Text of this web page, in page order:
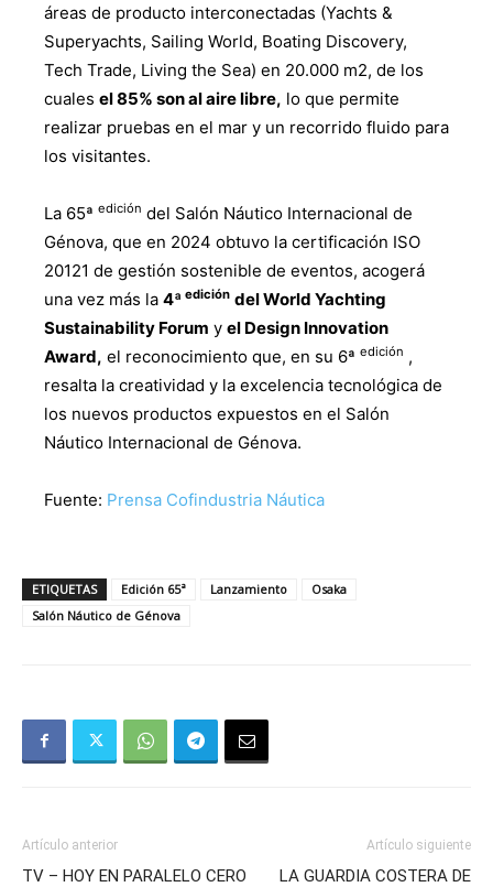
áreas de producto interconectadas (Yachts &
Superyachts, Sailing World, Boating Discovery,
Tech Trade, Living the Sea) en 20.000 m2, de los
cuales el 85% son al aire libre, lo que permite
realizar pruebas en el mar y un recorrido fluido para
los visitantes.
La 65ª edición del Salón Náutico Internacional de
Génova, que en 2024 obtuvo la certificación ISO
20121 de gestión sostenible de eventos, acogerá
una vez más la 4ª edición del World Yachting
Sustainability Forum y el Design Innovation
Award, el reconocimiento que, en su 6ª edición ,
resalta la creatividad y la excelencia tecnológica de
los nuevos productos expuestos en el Salón
Náutico Internacional de Génova.
Fuente: Prensa Cofindustria Náutica
ETIQUETAS Edición 65ª Lanzamiento
Osaka
Salón Náutico de Génova
Artículo anterior
TV – HOY EN PARALELO CERO
Artículo siguiente
LA GUARDIA COSTERA DE